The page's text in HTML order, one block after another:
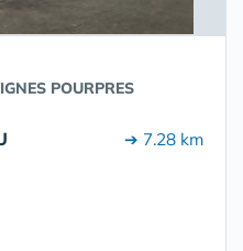
POURPRES
➔ 7.28 km